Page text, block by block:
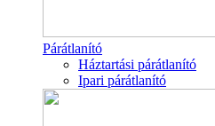
Párátlanító
Háztartási párátlanító
Ipari párátlanító